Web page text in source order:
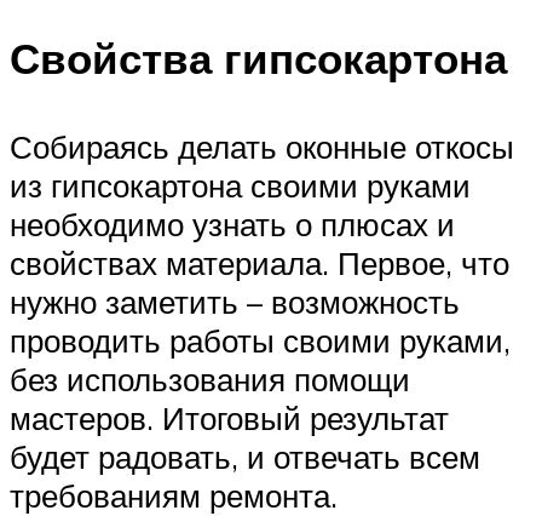
Свойства гипсокартона
Собираясь делать оконные откосы
из гипсокартона своими руками
необходимо узнать о плюсах и
свойствах материала. Первое, что
нужно заметить – возможность
проводить работы своими руками,
без использования помощи
мастеров. Итоговый результат
будет радовать, и отвечать всем
требованиям ремонта.